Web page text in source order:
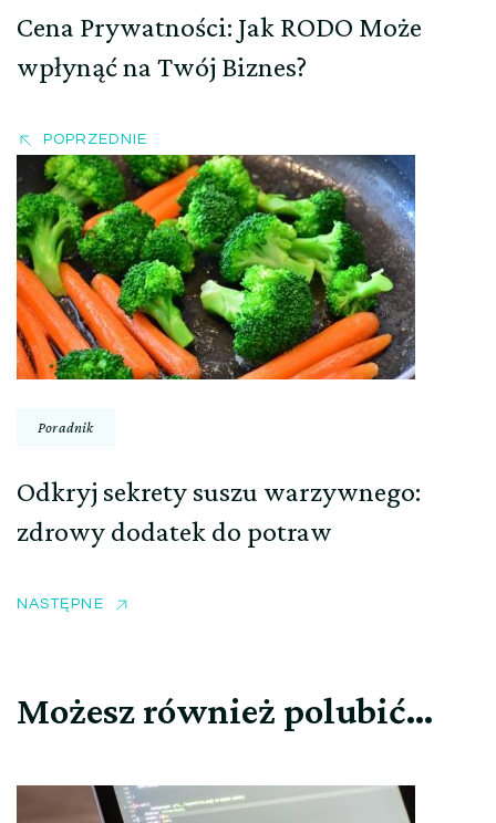
Cena Prywatności: Jak RODO Może
wpłynąć na Twój Biznes?
POPRZEDNIE
Poradnik
Odkryj sekrety suszu warzywnego:
zdrowy dodatek do potraw
NASTĘPNE
Możesz również polubić…